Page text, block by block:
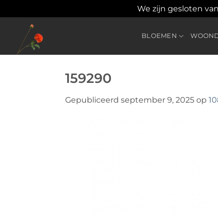
We zijn gesloten
inhoud
BLOEMEN
159290
Gepubliceerd september 9, 2025 op